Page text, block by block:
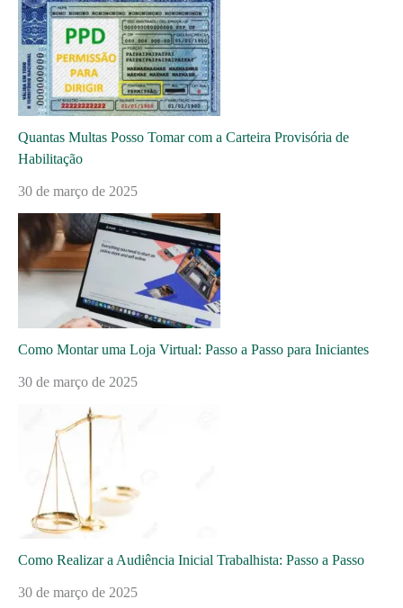
Quantas Multas Posso Tomar com a Carteira Provisória de
Habilitação
30 de março de 2025
Como Montar uma Loja Virtual: Passo a Passo para Iniciantes
30 de março de 2025
Como Realizar a Audiência Inicial Trabalhista: Passo a Passo
30 de março de 2025